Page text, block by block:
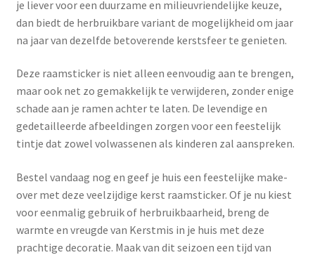
je liever voor een duurzame en milieuvriendelijke keuze,
dan biedt de herbruikbare variant de mogelijkheid om jaar
na jaar van dezelfde betoverende kerstsfeer te genieten.
Deze raamsticker is niet alleen eenvoudig aan te brengen,
maar ook net zo gemakkelijk te verwijderen, zonder enige
schade aan je ramen achter te laten. De levendige en
gedetailleerde afbeeldingen zorgen voor een feestelijk
tintje dat zowel volwassenen als kinderen zal aanspreken.
Bestel vandaag nog en geef je huis een feestelijke make-
over met deze veelzijdige kerst raamsticker. Of je nu kiest
voor eenmalig gebruik of herbruikbaarheid, breng de
warmte en vreugde van Kerstmis in je huis met deze
prachtige decoratie. Maak van dit seizoen een tijd van